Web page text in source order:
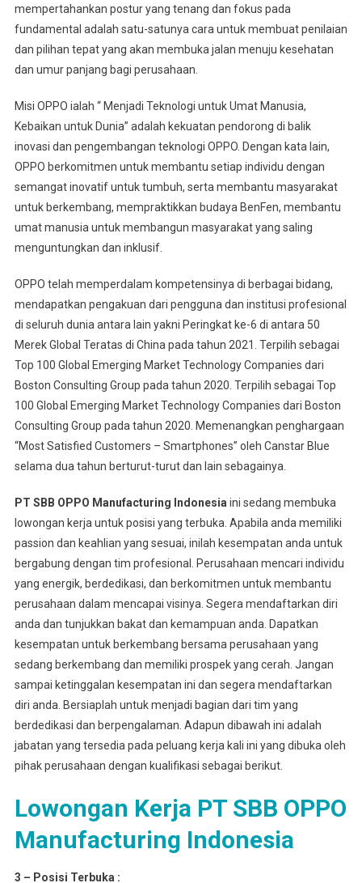
mempertahankan postur yang tenang dan fokus pada
fundamental adalah satu-satunya cara untuk membuat penilaian
dan pilihan tepat yang akan membuka jalan menuju kesehatan
dan umur panjang bagi perusahaan.
Misi OPPO ialah “ Menjadi Teknologi untuk Umat Manusia,
Kebaikan untuk Dunia” adalah kekuatan pendorong di balik
inovasi dan pengembangan teknologi OPPO. Dengan kata lain,
OPPO berkomitmen untuk membantu setiap individu dengan
semangat inovatif untuk tumbuh, serta membantu masyarakat
untuk berkembang, mempraktikkan budaya BenFen, membantu
umat manusia untuk membangun masyarakat yang saling
menguntungkan dan inklusif.
OPPO telah memperdalam kompetensinya di berbagai bidang,
mendapatkan pengakuan dari pengguna dan institusi profesional
di seluruh dunia antara lain yakni Peringkat ke-6 di antara 50
Merek Global Teratas di China pada tahun 2021. Terpilih sebagai
Top 100 Global Emerging Market Technology Companies dari
Boston Consulting Group pada tahun 2020. Terpilih sebagai Top
100 Global Emerging Market Technology Companies dari Boston
Consulting Group pada tahun 2020. Memenangkan penghargaan
“Most Satisfied Customers – Smartphones” oleh Canstar Blue
selama dua tahun berturut-turut dan lain sebagainya.
PT SBB OPPO Manufacturing Indonesia ini sedang membuka
lowongan kerja untuk posisi yang terbuka. Apabila anda memiliki
passion dan keahlian yang sesuai, inilah kesempatan anda untuk
bergabung dengan tim profesional. Perusahaan mencari individu
yang energik, berdedikasi, dan berkomitmen untuk membantu
perusahaan dalam mencapai visinya. Segera mendaftarkan diri
anda dan tunjukkan bakat dan kemampuan anda. Dapatkan
kesempatan untuk berkembang bersama perusahaan yang
sedang berkembang dan memiliki prospek yang cerah. Jangan
sampai ketinggalan kesempatan ini dan segera mendaftarkan
diri anda. Bersiaplah untuk menjadi bagian dari tim yang
berdedikasi dan berpengalaman. Adapun dibawah ini adalah
jabatan yang tersedia pada peluang kerja kali ini yang dibuka oleh
pihak perusahaan dengan kualifikasi sebagai berikut.
Lowongan Kerja PT SBB OPPO
Manufacturing Indonesia
3 – Posisi Terbuka :